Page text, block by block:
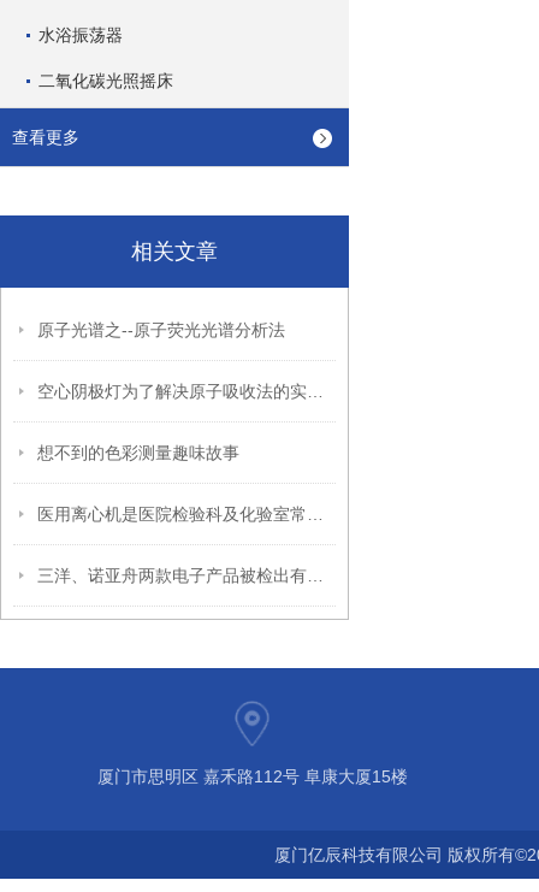
水浴振荡器
二氧化碳光照摇床
查看更多
相关文章
原子光谱之--原子荧光光谱分析法
想不到的色彩测量趣味故事
厦门市思明区 嘉禾路112号 阜康大厦15楼
厦门亿辰科技有限公司 版权所有